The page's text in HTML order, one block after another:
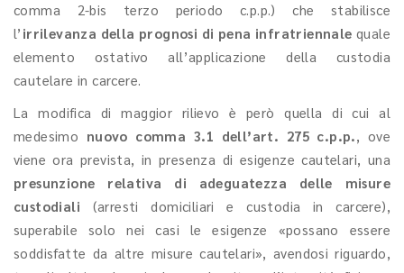
comma 2-bis terzo periodo c.p.p.) che stabilisce
l’ irrilevanza della prognosi di pena infratriennale quale
elemento ostativo all’applicazione della custodia
cautelare in carcere.
La modifica di maggior rilievo è però quella di cui al
medesimo nuovo comma 3.1 dell’art. 275 c.p.p., ove
viene ora prevista, in presenza di esigenze cautelari, una
presunzione relativa di adeguatezza delle misure
custodiali (arresti domiciliari e custodia in carcere),
superabile solo nei casi le esigenze «possano essere
soddisfatte da altre misure cautelari», avendosi riguardo,